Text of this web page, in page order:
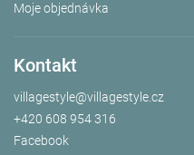
Moje objednávka
Kontakt
villagestyle@villagestyle.cz
+420 608 954 316
Facebook